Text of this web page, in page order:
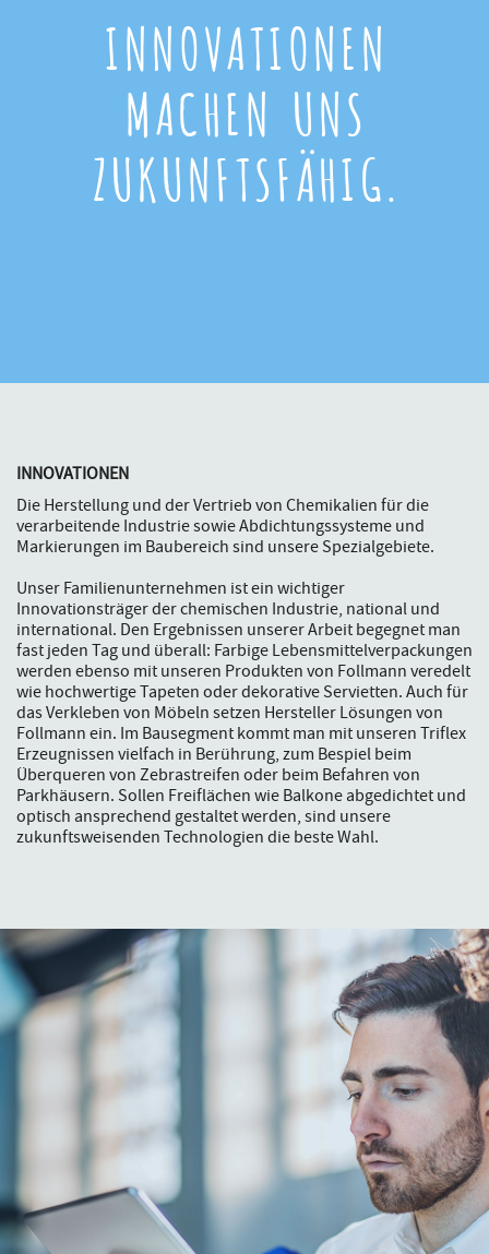
INNOVATIONEN
MACHEN UNS
ZUKUNFTSFÄHIG.
INNOVATIONEN
Die Herstellung und der Vertrieb von Chemikalien für die
verarbeitende Industrie sowie Abdichtungssysteme und
Markierungen im Baubereich sind unsere Spezialgebiete.
Unser Familienunternehmen ist ein wichtiger
Innovationsträger der chemischen Industrie, national und
international. Den Ergebnissen unserer Arbeit begegnet man
fast jeden Tag und überall: Farbige Lebensmittelverpackungen
werden ebenso mit unseren Produkten von Follmann veredelt
wie hochwertige Tapeten oder dekorative Servietten. Auch für
das Verkleben von Möbeln setzen Hersteller Lösungen von
Follmann ein. Im Bausegment kommt man mit unseren Triflex
Erzeugnissen vielfach in Berührung, zum Bespiel beim
Überqueren von Zebrastreifen oder beim Befahren von
Parkhäusern. Sollen Freiflächen wie Balkone abgedichtet und
optisch ansprechend gestaltet werden, sind unsere
zukunftsweisenden Technologien die beste Wahl.